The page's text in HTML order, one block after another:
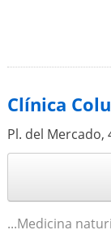
Clínica
Pl. del Mercado,
...Medicina